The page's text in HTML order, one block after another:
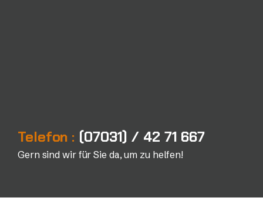
Telefon : (07031) / 42 71 667
Gern sind wir für Sie da, um zu helfen!